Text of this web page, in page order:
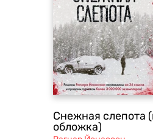
Снежная слепота
обложка)